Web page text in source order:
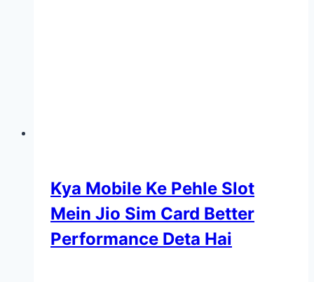
Kya Mobile Ke Pehle Slot
Mein Jio Sim Card Better
Performance Deta Hai